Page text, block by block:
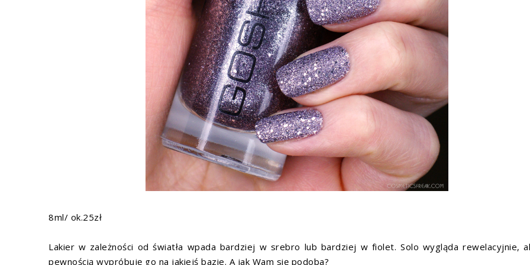
8ml/ ok.25zł
Lakier w zależności od światła wpada bardziej w srebro lub bardziej w fiolet. Solo wygląda rewelacyjnie,
pewnością wypróbuję go na jakiejś bazie. A jak Wam się podoba?